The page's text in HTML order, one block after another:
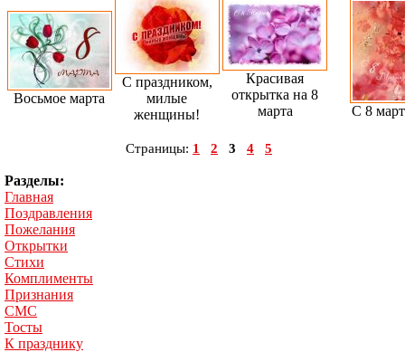
Восьмое марта
С праздником,
милые
женщины!
Красивая
открытка на 8
марта
С 8
Страницы: 1 2 3 4 5
Разделы:
Главная
Поздравления
Пожелания
Открытки
Стихи
Комплименты
Признания
СМС
Тосты
К празднику